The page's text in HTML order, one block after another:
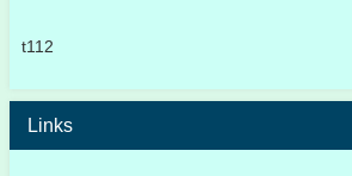
t112
Links